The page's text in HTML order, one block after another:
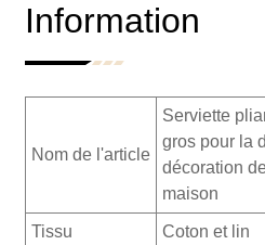
Information
Nom de l'article
Serviette
gros pour la
décoration
maison
Tissu Coton et lin